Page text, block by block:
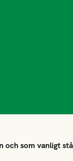
och som vanligt